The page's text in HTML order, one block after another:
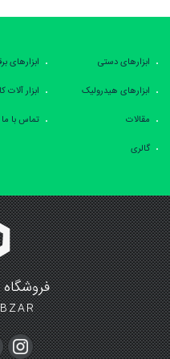
ابزارهای دستی ابزارهای
ابزارهای هیدرولیک
ابزار آلات
مقالات
تماس با ما
گالری